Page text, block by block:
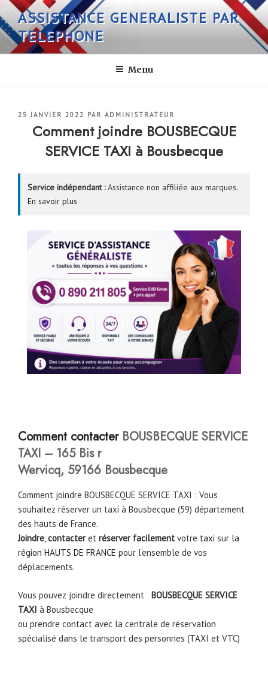
Aller
au
contenu
principal
ASSISTANCE GENERALISTE PAR
TELEPHONE
Menu
PUBLIÉ
25 JANVIER 2022 PAR ADMINISTRATEUR
Comment joindre BOUSBECQUE
SERVICE TAXI à Bousbecque
Service indépendant :Assistance non affiliée aux marques.
En savoir plus
Comment contacterBOUSBECQUE SERVICE
TAXI – 165 Bis r
Wervicq, 59166 Bousbecque
Comment joindre BOUSBECQUE SERVICE TAXI : Vous
souhaitez réserver un taxi à Bousbecque (59) département
des hauts de France.
Joindre,contacteret réserver facilement votre taxi sur la
région HAUTS DE FRANCE pour l’ensemble de vos
déplacements.
Vous pouvez joindre directement
BOUSBECQUE SERVICE
TAXI à Bousbecque
ou prendre contact avec la centrale de réservation
spécialisé dans le transport des personnes (TAXI et VTC)